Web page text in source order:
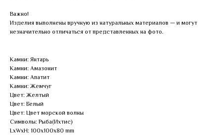
Важно!
Изделия выполнены вручную из натуральных материалов — и могут
незначительно отличаться от представленных на фото.
Камни: Янтарь
Камни: Амазонит
Камни: Апатит
Камни: Жемчуг
Цвет: Желтый
Цвет: Белый
Цвет: Цвет морской волны
Символы: Рыба(Ихтис)
LxWxH: 100x100x80 mm